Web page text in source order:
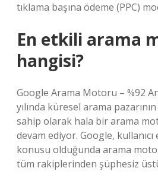
tıklama başına ödeme (PPC)
En etkili arama
hangisi?
Google Arama Motoru – %92
yılında küresel arama pazarının
sahip olarak hala bir arama
devam ediyor. Google,
konusu olduğunda arama
tüm rakiplerinden şüphesiz